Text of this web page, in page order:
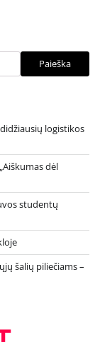
Paieška
logistikos
dėl
studentų
šalių piliečiams –